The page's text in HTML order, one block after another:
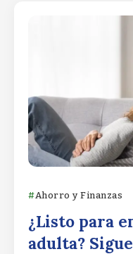
Ahorro y Finanzas
¿Listo para
adulta?